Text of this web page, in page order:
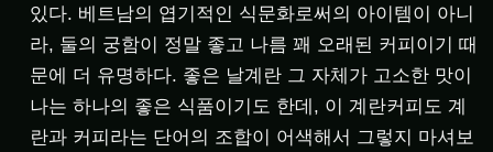
있다. 베트남의 엽기적인 식문화로써의 아이템이 아니
라, 둘의 궁함이 정말 좋고 나름 꽤 오래된 커피이기 때
문에 더 유명하다. 좋은 날계란 그 자체가 고소한 맛이
나는 하나의 좋은 식품이기도 한데, 이 계란커피도 계
란과 커피라는 단어의 조합이 어색해서 그렇지 마셔보